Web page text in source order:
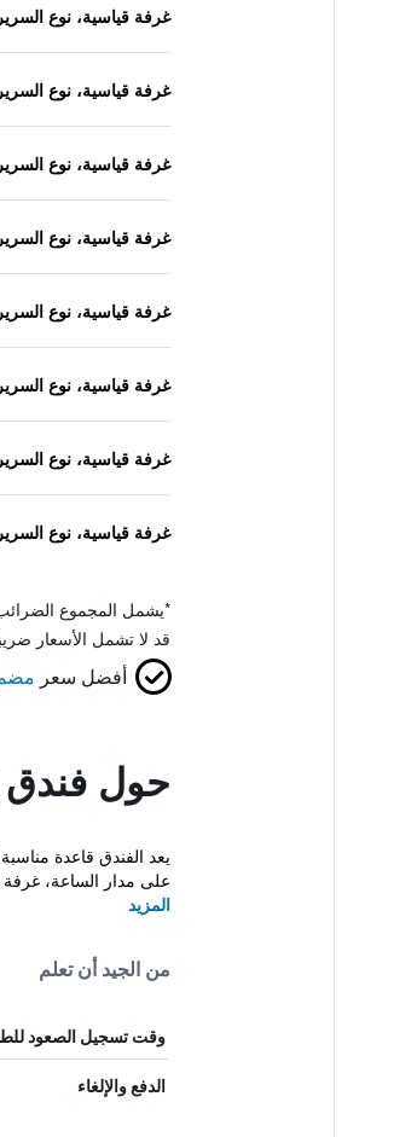
غرفة قياسية، نوع
غرفة قياسية، نوع
غرفة قياسية، نوع
غرفة قياسية، نوع
غرفة قياسية، نوع
غرفة قياسية، نوع
غرفة قياسية، نوع
غرفة قياسية، نوع
*يشمل المجموع
قد لا تشمل الأسعار
أفضل سعر
حول فندق
على مدار الساعة،
المزيد
من الجيد أن تعلم
وقت تسجيل الصعود
الدفع والإلغاء